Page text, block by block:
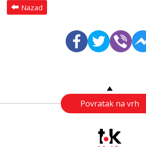
Nazad
Povratak na vrh